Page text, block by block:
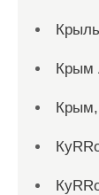
Крым
Крым,